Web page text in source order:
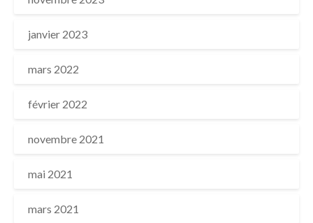
janvier 2023
mars 2022
février 2022
novembre 2021
mai 2021
mars 2021